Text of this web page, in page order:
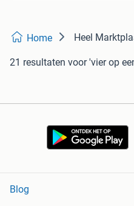
Home Heel
21 resultaten voor 'vier op
Blog